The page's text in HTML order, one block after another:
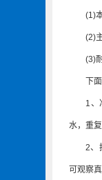
(1)本
(2)主
(3)耐
下面
1、准
水，重
2、抽
可观察真